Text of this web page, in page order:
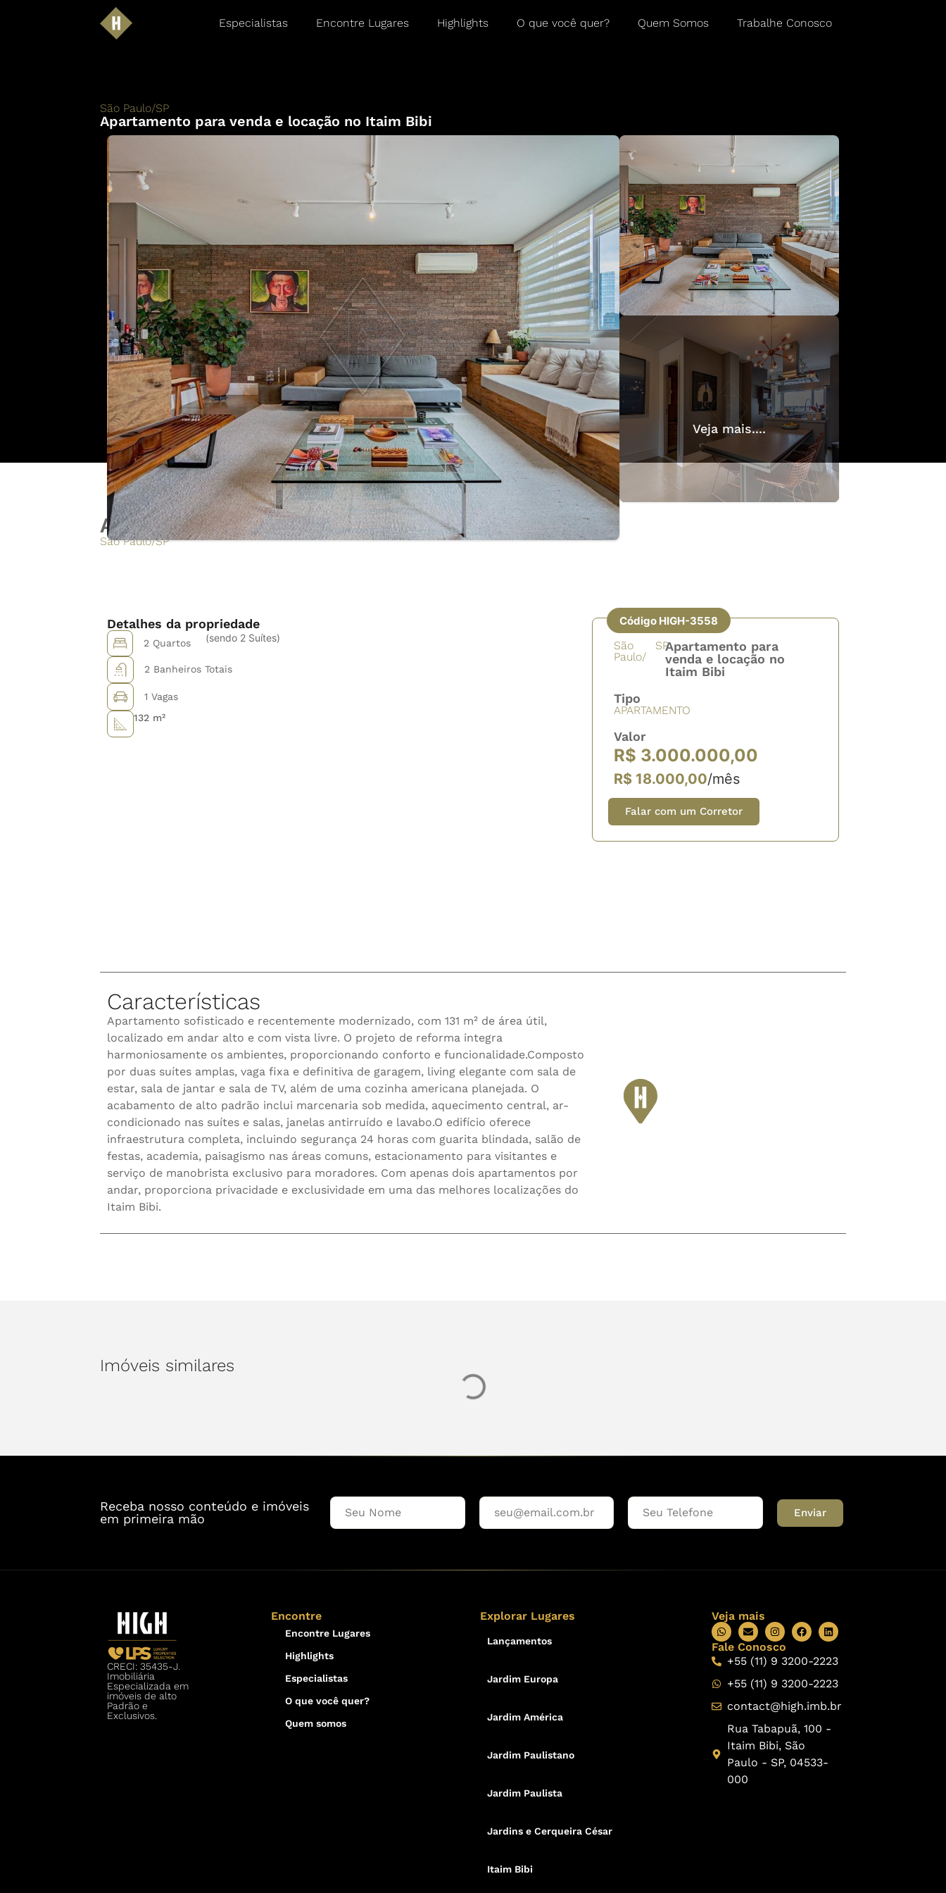
Especialistas Encontre Lugares Highlights O que você quer? Quem Somos Trabalhe Conosco
São Paulo/SP
Apartamento para venda e locação no Itaim Bibi
Veja mais....
Apartamento para venda e locação no Itaim Bibi
São Paulo/SP
Detalhes da propriedade
2 Quartos (sendo 2 Suítes)
2 Banheiros Totais
1 Vagas
132 m²
Código HIGH-3558
São
Paulo/
SPApartamento para
venda e locação no
Itaim Bibi
Tipo
APARTAMENTO
Valor
R$ 3.000.000,00
R$ 18.000,00/mês
Falar com um Corretor
Características
Apartamento sofisticado e recentemente modernizado, com 131 m² de área útil,
localizado em andar alto e com vista livre. O projeto de reforma integra
harmoniosamente os ambientes, proporcionando conforto e funcionalidade.Composto
por duas suítes amplas, vaga fixa e definitiva de garagem, living elegante com sala de
estar, sala de jantar e sala de TV, além de uma cozinha americana planejada. O
acabamento de alto padrão inclui marcenaria sob medida, aquecimento central, ar-
condicionado nas suítes e salas, janelas antirruído e lavabo.O edifício oferece
infraestrutura completa, incluindo segurança 24 horas com guarita blindada, salão de
festas, academia, paisagismo nas áreas comuns, estacionamento para visitantes e
serviço de manobrista exclusivo para moradores. Com apenas dois apartamentos por
andar, proporciona privacidade e exclusividade em uma das melhores localizações do
Itaim Bibi.
Imóveis similares
Receba nosso conteúdo e imóveis
em primeira mão
Enviar
CRECI: 35435-J.
Imobiliária
Especializada em
imóveis de alto
Padrão e
Exclusivos.
Encontre
Encontre Lugares
Highlights
Especialistas
O que você quer?
Quem somos
Explorar Lugares
Lançamentos
Jardim Europa
Jardim América
Jardim Paulistano
Jardim Paulista
Jardins e Cerqueira César
Itaim Bibi
Veja mais
Fale Conosco
+55 (11) 9 3200-2223
+55 (11) 9 3200-2223
contact@high.imb.br
Rua Tabapuã, 100 -
Itaim Bibi, São
Paulo - SP, 04533-
000